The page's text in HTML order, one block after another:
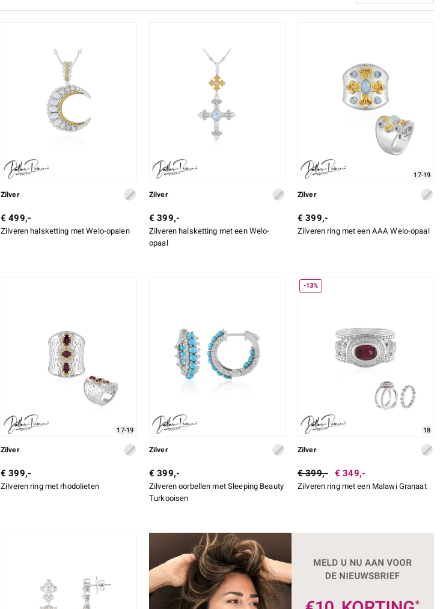
Zilver
€ 499,-
Zilveren halsketting met Welo-opalen
Zilver
€ 399,-
Zilveren halsketting met een Welo-
opaal
17-19
Zilver
€ 399,-
Zilveren ring met een AAA Welo-opaal
17-19
Zilver
€ 399,-
Zilveren ring met rhodolieten
Zilver
€ 399,-
Zilveren oorbellen met Sleeping Beauty
Turkooisen
-13%
18
Zilver
€ 399,- € 349,-
Zilveren ring met een Malawi Granaat